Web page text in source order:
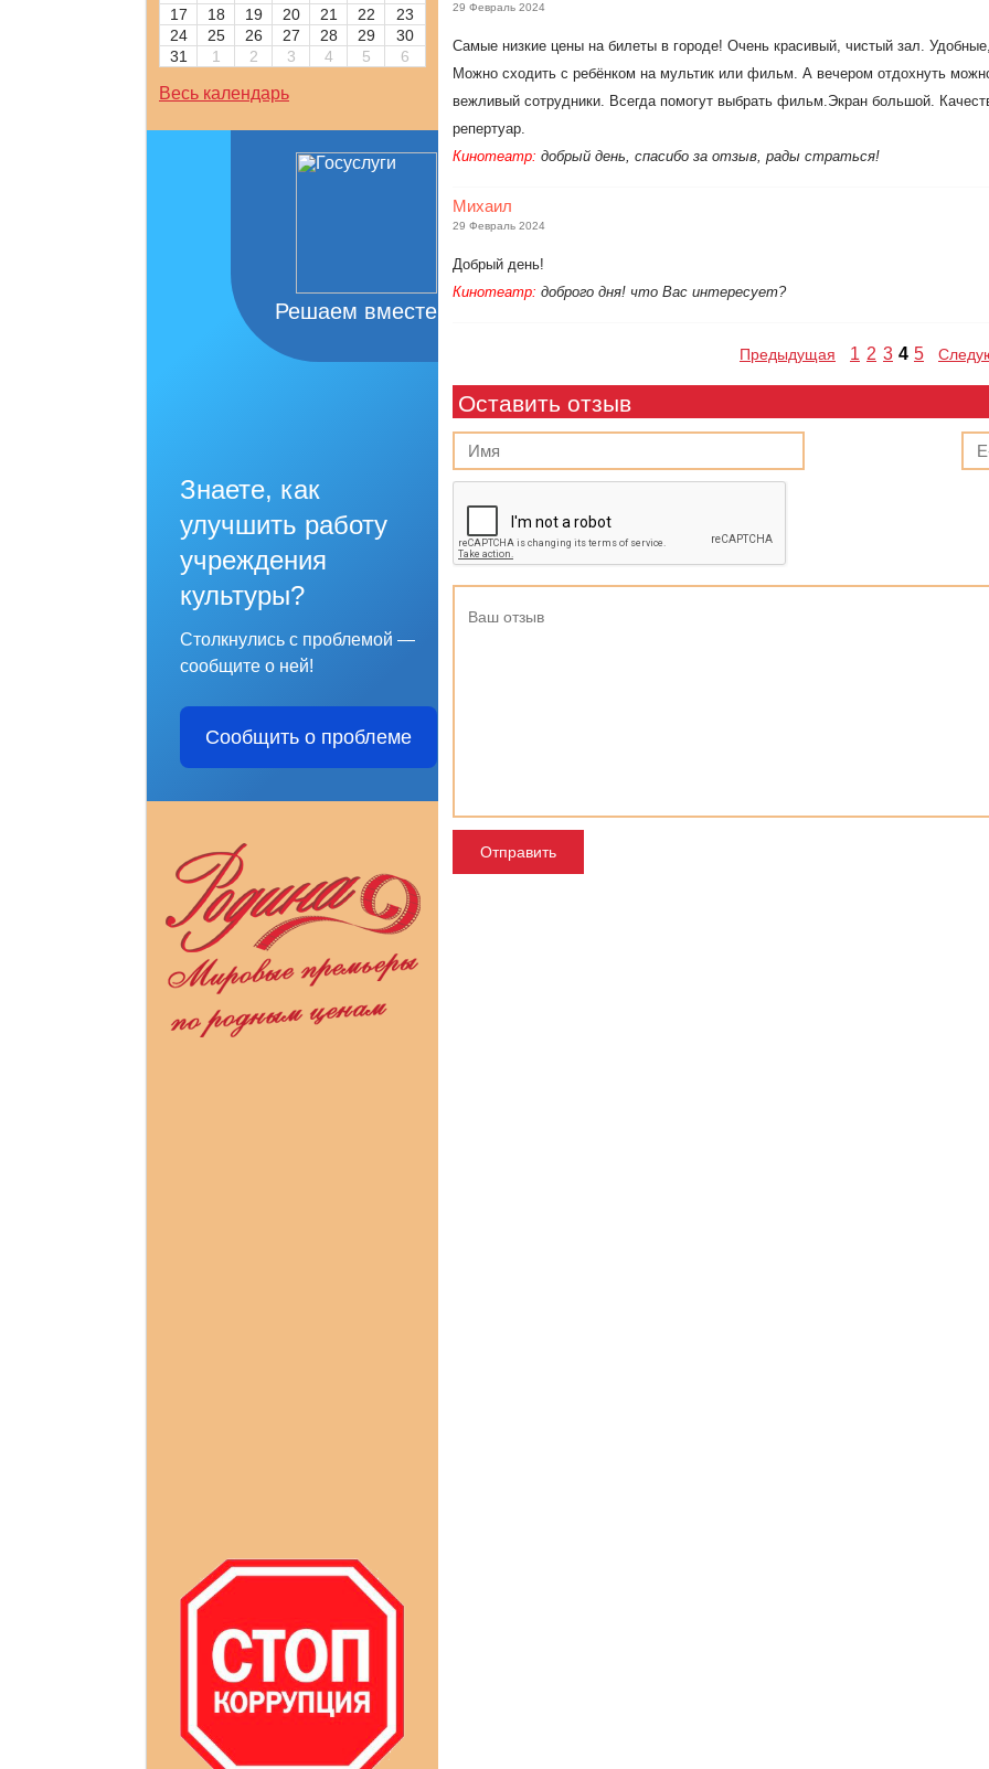
17
18 19 20 21 22
23
24
25 26 27 28 29
30
31
1 2 3 4 5 6
Весь календарь
Решаем вместе
Знаете, как
улучшить работу
учреждения
культуры?
Столкнулись с проблемой —
сообщите о ней!
Сообщить о проблеме
29 Февраль 2024
Самые низкие цены на билеты в городе! Очень красивый, чистый зал.
Можно сходить с ребёнком на мультик или фильм. А вечером отдохнуть
вежливый сотрудники. Всегда помогут выбрать фильм.Экран большой.
репертуар.
Кинотеатр: добрый день, спасибо за отзыв, рады страться!
Михаил
29 Февраль 2024
Добрый день!
Кинотеатр: доброго дня! что Вас интересует?
Предыдущая 1 2 3 4 5
Оставить отзыв